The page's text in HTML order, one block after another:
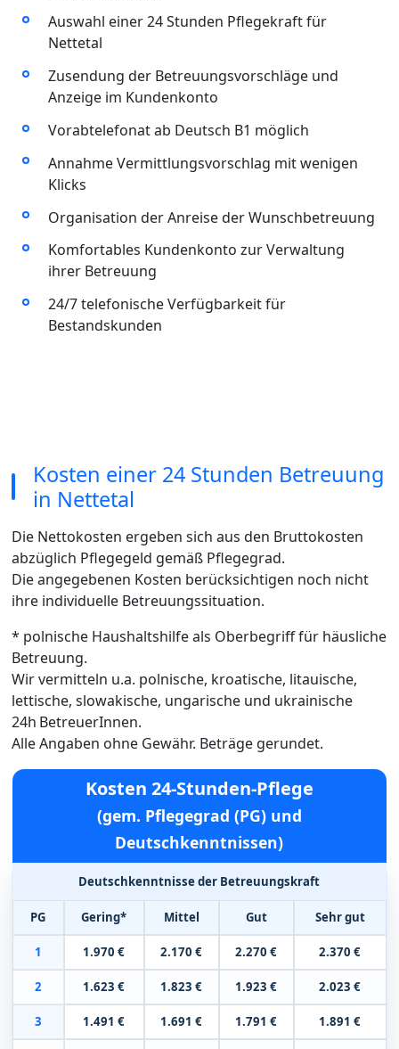
Auswahl einer 24 Stunden Pflegekraft für
Nettetal
Zusendung der Betreuungsvorschläge und
Anzeige im Kundenkonto
Vorabtelefonat ab Deutsch B1 möglich
Annahme Vermittlungsvorschlag mit wenigen
Klicks
Organisation der Anreise der Wunschbetreuung
Komfortables Kundenkonto zur Verwaltung
ihrer Betreuung
24/7 telefonische Verfügbarkeit für
Bestandskunden
Kosten einer 24 Stunden Betreuung
in Nettetal
Die Nettokosten ergeben sich aus den Bruttokosten
abzüglich Pflegegeld gemäß Pflegegrad.
Die angegebenen Kosten berücksichtigen noch nicht
ihre individuelle Betreuungssituation.
* polnische Haushaltshilfe als Oberbegriff für häusliche
Betreuung.
Wir vermitteln u.a. polnische, kroatische, litauische,
lettische, slowakische, ungarische und ukrainische
24h BetreuerInnen.
Alle Angaben ohne Gewähr. Beträge gerundet.
Kosten 24-Stunden-Pflege
(gem. Pflegegrad (PG) und
Deutschkenntnissen)
Deutschkenntnisse der Betreuungskraft
PG Gering* Mittel Gut Sehr gut
1 1.970 € 2.170 € 2.270 € 2.370 €
2 1.623 € 1.823 € 1.923 € 2.023 €
3 1.491 € 1.691 € 1.791 € 1.891 €